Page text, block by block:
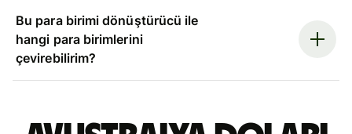
Bu para birimi dönüştürücü ile
hangi para birimlerini
çevirebilirim?